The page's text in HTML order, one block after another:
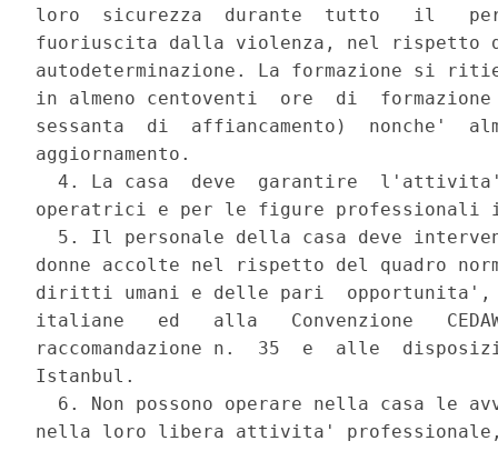
loro  sicurezza  durante  tutto   il
fuoriuscita dalla violenza, nel rispetto
autodeterminazione. La formazione si
in almeno centoventi  ore  di
sessanta  di  affiancamento)  nonche'
aggiornamento.
4. La casa  deve  garantire
operatrici e per le figure
5. Il personale della casa deve
donne accolte nel rispetto del quadro
diritti umani e delle pari
italiane   ed   alla   Convenzione
raccomandazione n.  35  e  alle
Istanbul.
6. Non possono operare nella casa le
nella loro libera attivita'